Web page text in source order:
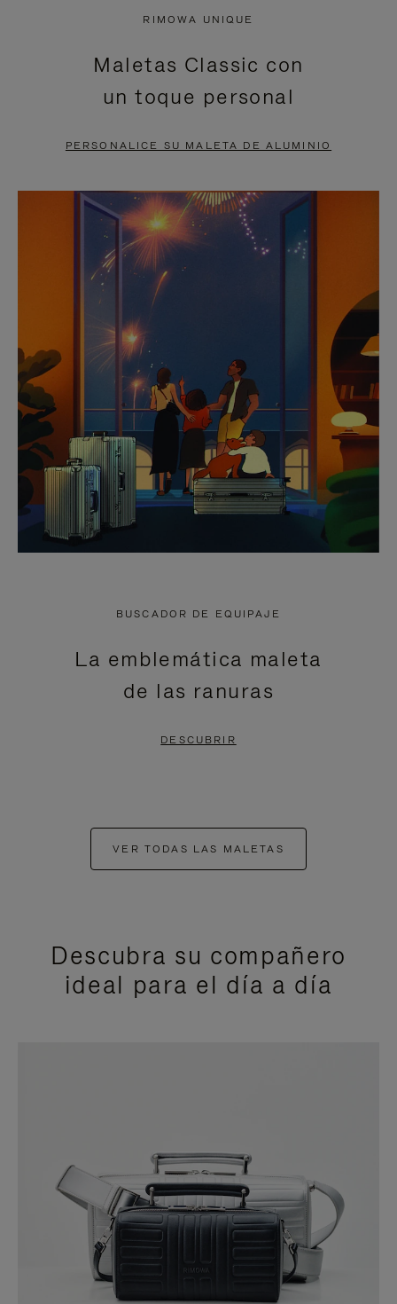
PAUSADO,
PULSE
PARA
ESTÁ
DESACTIVADO:
PULSE
ACTIVARLO.
RIMOWA UNIQUE
Maletas Classic con
un toque personal
PERSONALICE SU MALETA DE ALUMINIO
BUSCADOR DE EQUIPAJE
La emblemática maleta
de las ranuras
DESCUBRIR
VER TODAS LAS MALETAS
Descubra su compañero
ideal para el día a día